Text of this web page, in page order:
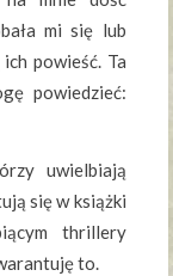
mi się lub
powieść. Ta
powiedzieć:
uwielbiają
się w książki
thrillery
to.